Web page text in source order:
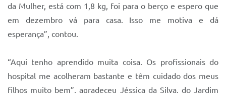
da Mulher, está com 1,8 kg, foi para o berço e espero que
em dezembro vá para casa. Isso me motiva e dá
esperança”, contou.
“Aqui tenho aprendido muita coisa. Os profissionais do
hospital me acolheram bastante e têm cuidado dos meus
filhos muito bem”, agradeceu Jéssica da Silva, do Jardim